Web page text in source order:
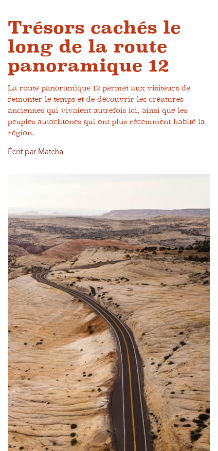
Trésors cachés le
long de la route
panoramique 12
La route panoramique 12 permet aux visiteurs de
remonter le temps et de découvrir les créatures
anciennes qui vivaient autrefois ici, ainsi que les
peuples autochtones qui ont plus récemment habité la
région.
Écrit par Matcha